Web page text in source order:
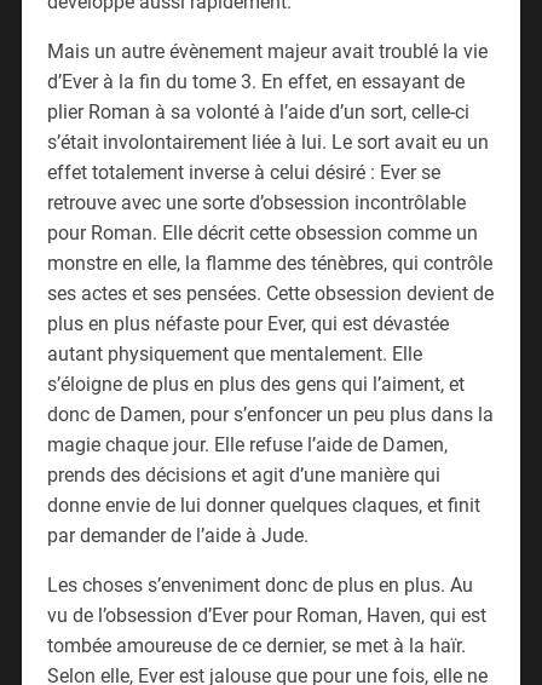
Mais un autre évènement majeur avait troublé la vie
d’Ever à la fin du tome 3. En effet, en essayant de
plier Roman à sa volonté à l’aide d’un sort, celle-ci
s’était involontairement liée à lui. Le sort avait eu un
effet totalement inverse à celui désiré : Ever se
retrouve avec une sorte d’obsession incontrôlable
pour Roman. Elle décrit cette obsession comme un
monstre en elle, la flamme des ténèbres, qui contrôle
ses actes et ses pensées. Cette obsession devient de
plus en plus néfaste pour Ever, qui est dévastée
autant physiquement que mentalement. Elle
s’éloigne de plus en plus des gens qui l’aiment, et
donc de Damen, pour s’enfoncer un peu plus dans la
magie chaque jour. Elle refuse l’aide de Damen,
prends des décisions et agit d’une manière qui
donne envie de lui donner quelques claques, et finit
par demander de l’aide à Jude.
Les choses s’enveniment donc de plus en plus. Au
vu de l’obsession d’Ever pour Roman, Haven, qui est
tombée amoureuse de ce dernier, se met à la haïr.
Selon elle, Ever est jalouse que pour une fois, elle ne